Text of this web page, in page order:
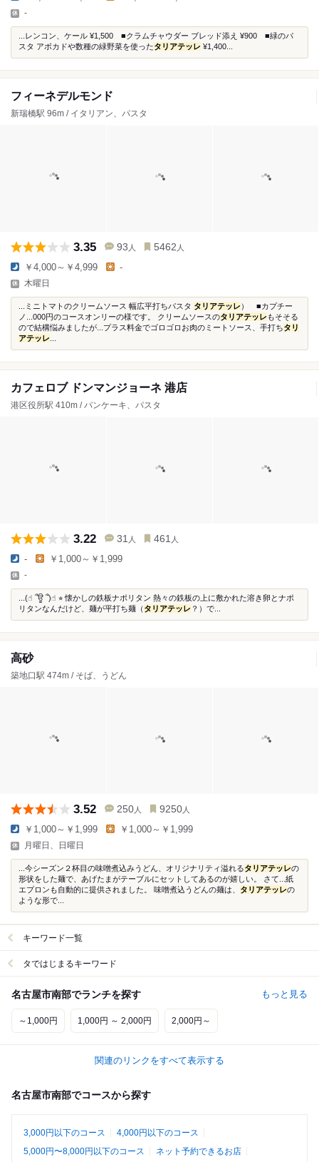
-
...レンコン、ケール ¥1,500 ■クラムチャウダー ブレッド添え ¥900 ■緑のパ
スタ アボカドや数種の緑野菜を使ったタリアテッレ ¥1,400...
フィーネデルモンド
新瑞橋駅 96m / イタリアン、パスタ
3.35 93 人 5462 人
￥4,000～￥4,999 -
木曜日
...ミニトマトのクリームソース 幅広平打ちパスタ タリアテッレ ） ■カプチー
ノ...000円のコースオンリーの様です。 クリームソースのタリアテッレ もそそる
ので結構悩みましたが...プラス料金でゴロゴロお肉のミートソース、手打ちタリ
アテッレ
カフェロブ ドンマンジョーネ 港店
港区役所駅 410m / パンケーキ、パスタ
3.22 31 人 461 人
- ￥1,000～￥1,999
-
...(☝︎ ՞ਊ ՞)☝︎ ⭐︎ 懐かしの鉄板ナポリタン 熱々の鉄板の上に敷かれた溶き卵とナポ
リタンなんだけど、麺が平打ち麺（ タリアテッレ ？）で...
高砂
築地口駅 474m / そば、うどん
3.52 250 人 9250 人
￥1,000～￥1,999 ￥1,000～￥1,999
月曜日、日曜日
...今シーズン２杯目の味噌煮込みうどん、オリジナリティ溢れるタリアテッレの
形状をした麺で、あげたまがテーブルにセットしてあるのが嬉しい。 さて...紙
エプロンも自動的に提供されました。 味噌煮込うどんの麺は、 タリアテッレの
ような形で...
キーワード一覧
タではじまるキーワード
名古屋市南部でランチを探す もっと見る
～1,000円 1,000円 ～ 2,000円 2,000円～
関連のリンクをすべて表示する
名古屋市南部でコースから探す
3,000円以下のコース
4,000円以下のコース
5,000円〜8,000円以下のコース
ネット予約できるお店